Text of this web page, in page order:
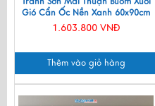
Gió Cẩn Ốc Nền Xanh 60x90cm
TSM699N
1.603.800 VNĐ
Thêm vào giỏ hàng